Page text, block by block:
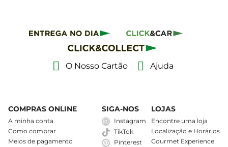
O Nosso Cartão Ajuda
COMPRAS ONLINE
A minha conta
Como comprar
Meios de pagamento
SIGA-NOS
Instagram
TikTok
Pinterest
LOJAS
Encontre uma loja
Localização e Horários
Gourmet Experience